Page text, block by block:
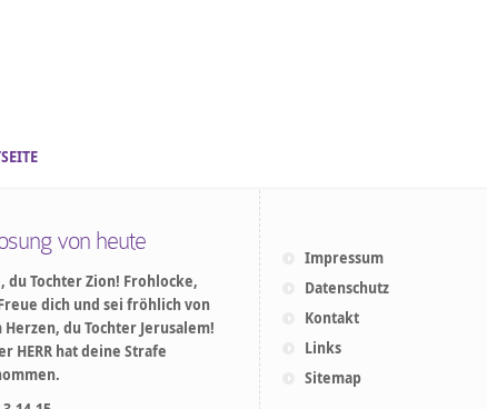
von heute
du Tochter Zion! Frohlocke,
dich und sei fröhlich von
Herzen, du Tochter Jerusalem!
HERR hat deine Strafe
Impressum
Datenschutz
Kontakt
Links
Sitemap